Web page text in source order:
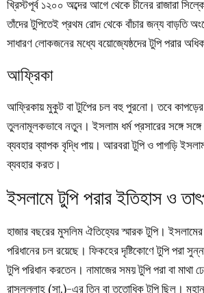
খ্রিস্টপূর্ব ১২০০ অব্দের আগে থেকে চীনের রাজারা
তাঁদের টুপিতেই প্রথম রোদ থেকে বাঁচার জন্য বাড়তি
সাধারণ লোকজনের মধ্যে বয়োজ্যেষ্ঠদের টুপি পরার
আফ্রিকা
আফ্রিকায় মুকুট বা টুপিের চল বহু পুরনো। তবে কাপড়ের
তুলনামূলকভাবে নতুন। ইসলাম ধর্ম প্রসারের সঙ্গে
ব্যবহার ব্যাপক বৃদ্ধি পায়। আরবরা টুপি ও পাগড়ি
ব্যবহার করত।
ইসলামে টুপি পরার ইতিহাস ও
হাজার বছরের মুসলিম ঐতিহ্যের স্মারক টুপি।
পরিধানের চল রয়েছে। ফিকহের দৃষ্টিকোণে টুপি পরা
টুপি পরিধান করতেন। নামাজের সময় টুপি পরা বা মাথা
রাসুলুল্লাহ (সা.)-এর তিন বা ততোধিক টুপি ছিল।